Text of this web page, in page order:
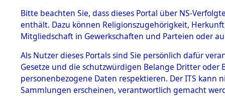
BESTÄNDE
1.
mente
5. Verschiedenes
5.3
Todesmärsche
→0164
Bitte beachten Sie, dass dieses Portal über NS-
enthält. Dazu können Religionszugehörigkeit,
Mitgliedschaft in Gewerkschaften und Parteien oder
Als Nutzer dieses Portals sind Sie persönlich dafür
Gesetze und die schutzwürdigen Belange Dritter
personenbezogene Daten respektieren. Der ITS
Sammlungen erscheinen, verantwortlich gemacht